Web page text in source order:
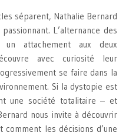
séparent, Nathalie Bernard
L’alternance des
attachement aux deux
avec curiosité leur
se faire dans la
Si la dystopie est
une société totalitaire – et
nous invite à découvrir
les décisions d’une